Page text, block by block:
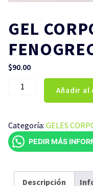
GEL
$90.00
GEL
1
LITRO
cantidad
Añadir al
Categoría: GELES
PEDIR MÁS
Descripción